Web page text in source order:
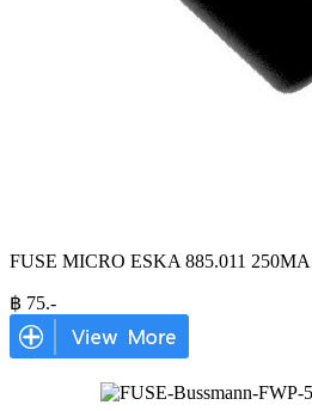
FUSE MICRO ESKA 885.011
฿ 75.-